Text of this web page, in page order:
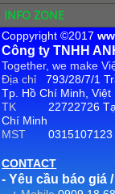
INFO ZONE
Coppyright ©2017
Công ty TNHH
Together, we make
Địa chỉ793/28/7/1
Tp. Hồ Chí Minh, Việt
TK 22722726
Chí Minh
MST0315107123
CONTACT
- Yêu cầu báo giá